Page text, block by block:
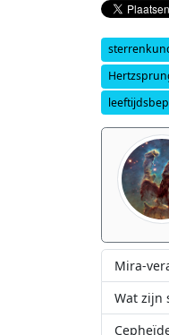
Mira-
Wat zijn